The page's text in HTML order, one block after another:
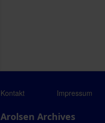
Kontakt Impressum
Arolsen Archives